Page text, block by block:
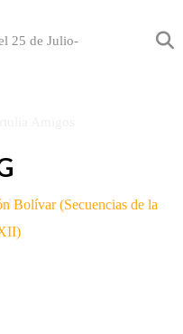
Bolívar (Secuencias de la